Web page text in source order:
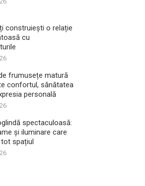
construiești o relație
cu
frumusețe matură
confortul, sănătatea
personală
spectaculoasă:
și iluminare care
spațiul